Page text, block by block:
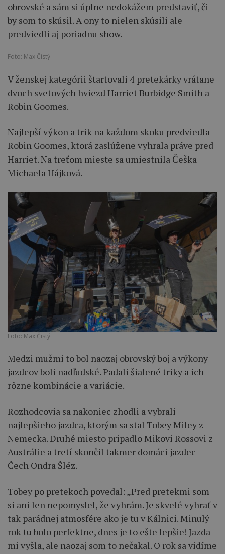
obrovské a sám si úplne nedokážem predstaviť, či
by som to skúsil. A ony to nielen skúsili ale
predviedli aj poriadnu show.
Foto: Max Čistý
V ženskej kategórii štartovali 4 pretekárky vrátane
dvoch svetových hviezd Harriet Burbidge Smith a
Robin Goomes.
Najlepší výkon a trik na každom skoku predviedla
Robin Goomes, ktorá zaslúžene vyhrala práve pred
Harriet. Na treťom mieste sa umiestnila Češka
Michaela Hájková.
Foto: Max Čistý
Medzi mužmi to bol naozaj obrovský boj a výkony
jazdcov boli nadľudské. Padali šialené triky a ich
rôzne kombinácie a variácie.
Rozhodcovia sa nakoniec zhodli a vybrali
najlepšieho jazdca, ktorým sa stal Tobey Miley z
Nemecka. Druhé miesto pripadlo Mikovi Rossovi z
Austrálie a tretí skončil takmer domáci jazdec
Čech Ondra Šléz.
Tobey po pretekoch povedal: „Pred pretekmi som
si ani len nepomyslel, že vyhrám. Je skvelé vyhrať v
tak parádnej atmosfére ako je tu v Kálnici. Minulý
rok tu bolo perfektne, dnes je to ešte lepšie! Jazda
mi vyšla, ale naozaj som to nečakal. O rok sa vidíme